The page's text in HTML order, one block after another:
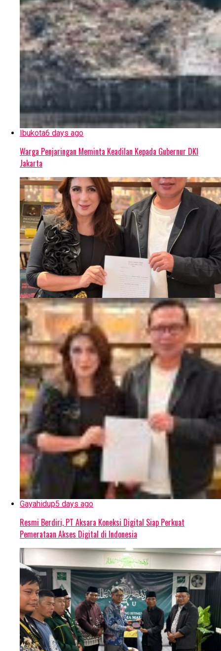
Ibukota6 days ago
Warga Penjaringan Meminta Keadilan Kepada Gubernur DKI
Jakarta
Gayahidup5 days ago
Resmi Berdiri, PT Aksara Koneksi Digital Siap Perkuat
Pemerataan Akses Digital di Indonesia